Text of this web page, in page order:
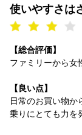
使いやすさは
【総合評価】
ファミリーから女
【良い点】
日常のお買い物か
乗りにとても力を